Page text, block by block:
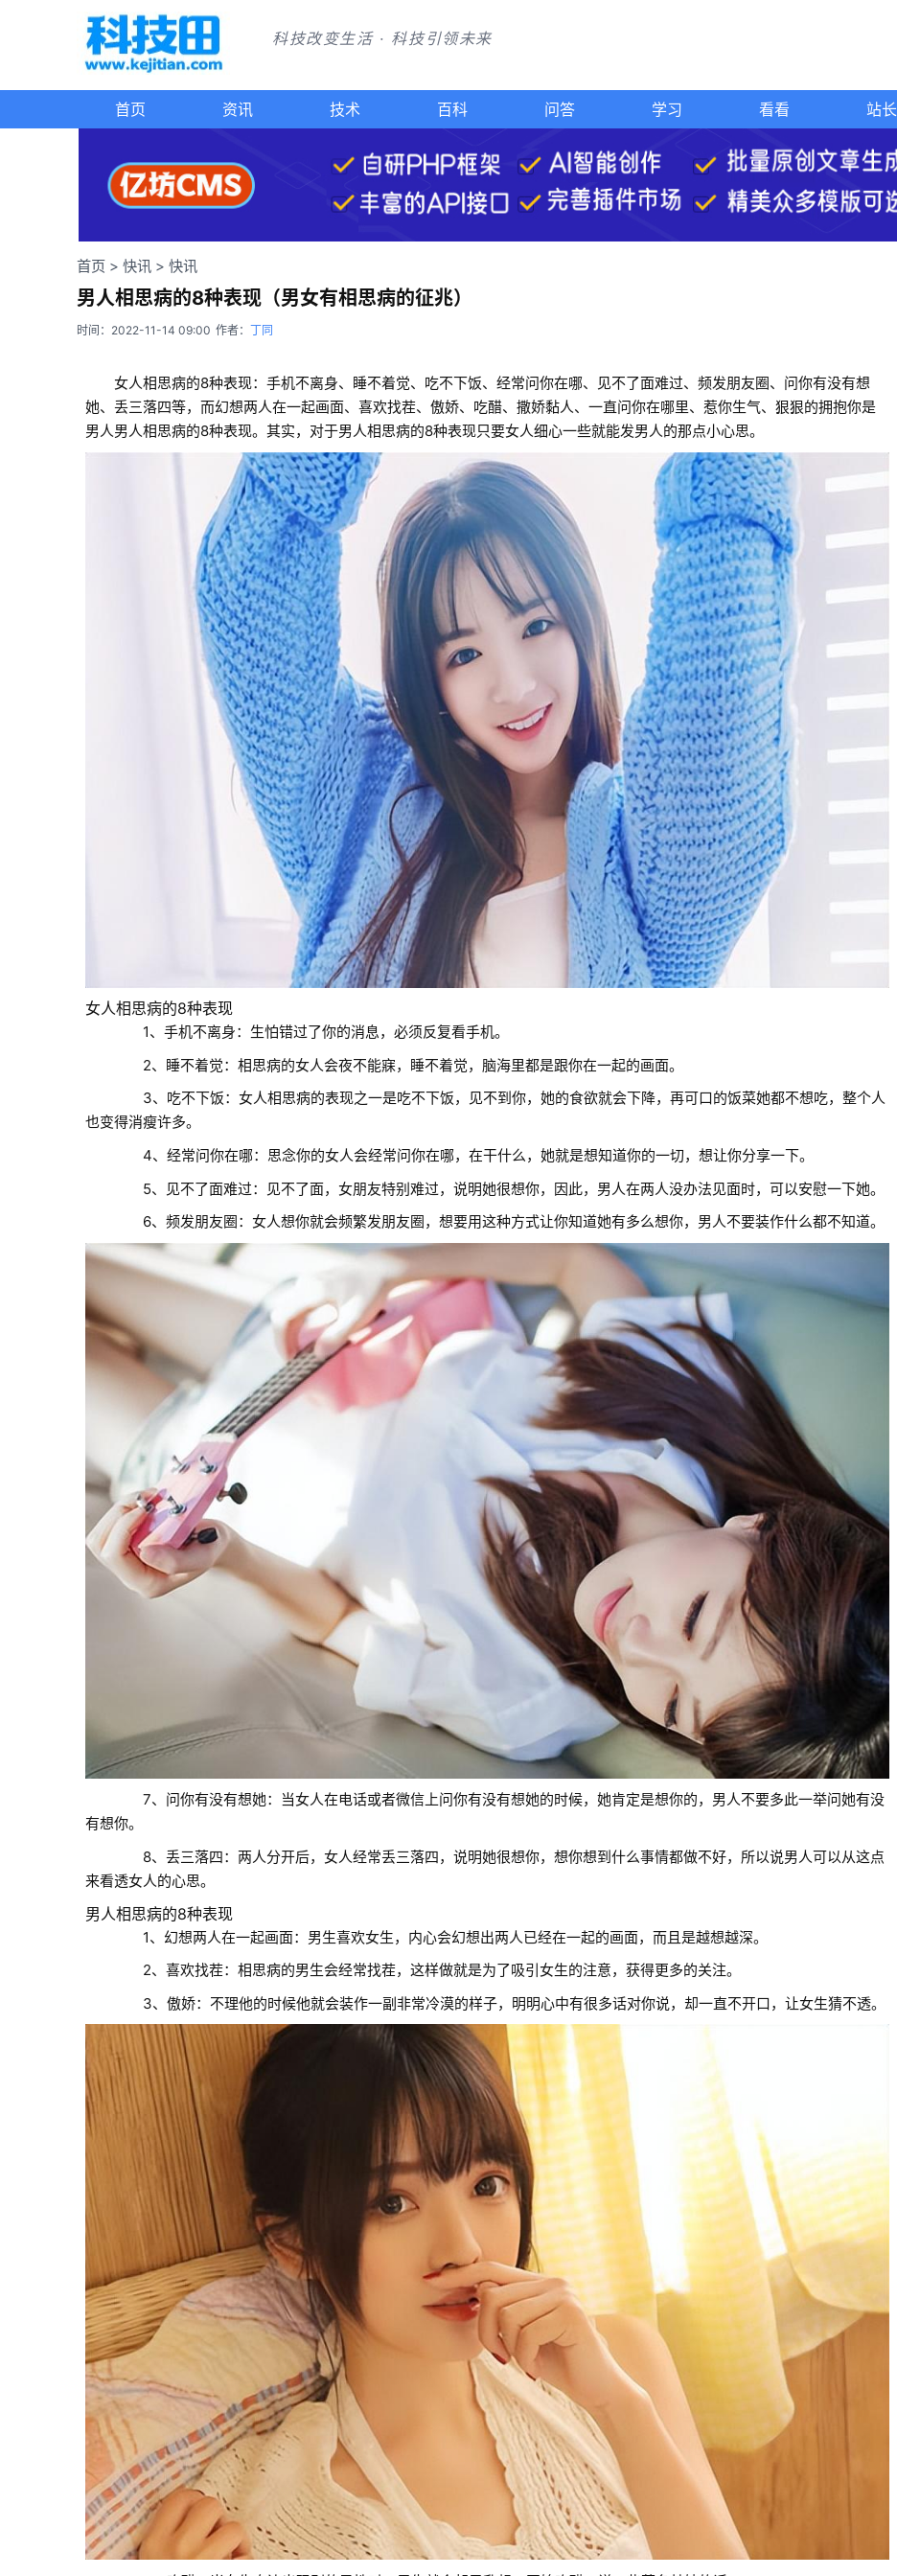
科技改变生活 · 科技引领未来
首页 资讯 技术 百科 问答 学习 看看 站长
首页 > 快讯 > 快讯
男人相思病的8种表现（男女有相思病的征兆）
时间：2022-11-14 09:00 作者： 丁同
女人相思病的8种表现：手机不离身、睡不着觉、吃不下饭、经常问你在哪、见不了面难过、频发朋友圈、问你有没有想
她、丢三落四等，而幻想两人在一起画面、喜欢找茬、傲娇、吃醋、撒娇黏人、一直问你在哪里、惹你生气、狠狠的拥抱你是
男人男人相思病的8种表现。其实，对于男人相思病的8种表现只要女人细心一些就能发男人的那点小心思。
女人相思病的8种表现
1、手机不离身：生怕错过了你的消息，必须反复看手机。
2、睡不着觉：相思病的女人会夜不能寐，睡不着觉，脑海里都是跟你在一起的画面。
3、吃不下饭：女人相思病的表现之一是吃不下饭，见不到你，她的食欲就会下降，再可口的饭菜她都不想吃，整个人
也变得消瘦许多。
4、经常问你在哪：思念你的女人会经常问你在哪，在干什么，她就是想知道你的一切，想让你分享一下。
5、见不了面难过：见不了面，女朋友特别难过，说明她很想你，因此，男人在两人没办法见面时，可以安慰一下她。
6、频发朋友圈：女人想你就会频繁发朋友圈，想要用这种方式让你知道她有多么想你，男人不要装作什么都不知道。
7、问你有没有想她：当女人在电话或者微信上问你有没有想她的时候，她肯定是想你的，男人不要多此一举问她有没
有想你。
8、丢三落四：两人分开后，女人经常丢三落四，说明她很想你，想你想到什么事情都做不好，所以说男人可以从这点
来看透女人的心思。
男人相思病的8种表现
1、幻想两人在一起画面：男生喜欢女生，内心会幻想出两人已经在一起的画面，而且是越想越深。
2、喜欢找茬：相思病的男生会经常找茬，这样做就是为了吸引女生的注意，获得更多的关注。
3、傲娇：不理他的时候他就会装作一副非常冷漠的样子，明明心中有很多话对你说，却一直不开口，让女生猜不透。